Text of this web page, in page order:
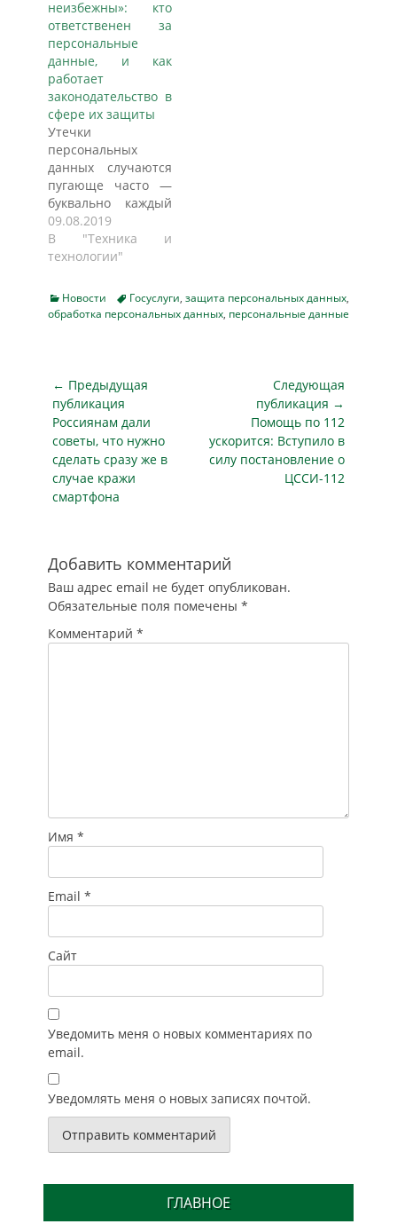
криминализации
сливов баз с
Заслуживает
упоминания в
кодексе…
неизбежны»: кто
ответственен за
персональные
данные, и как
работает
законодательство в
сфере их защиты
Утечки
персональных
данных случаются
пугающе часто —
буквально каждый
месяц мы узнаем о
том, как из
социальной сети,
или банка пропала
пользовательская
усиления средств
ее безопасности
может лишь
государство,
наказывая ее
санкциями,
прописанными в
законодательстве.
чтобы такие…
09.08.2019
В "Техника и
технологии"
Categories
Новости TagsГосуслуги, защита персональных данных,
обработка персональных данных, персональные данные
Навигация
по
записям
← Предыдущая
публикация
Предыдущая
публикация
Россиянам дали
советы, что нужно
сделать сразу же в
случае кражи
смартфона
Следующая
публикация →
Следующая
публикация
Помощь по 112
ускорится: Вступило в
силу постановление о
ЦССИ-112
Добавить комментарий
Ваш адрес email не будет опубликован.
Обязательные поля помечены *
Комментарий *
Имя *
Email *
Сайт
Уведомить меня о новых комментариях по
email.
Уведомлять меня о новых записях почтой.
ГЛАВНОЕ